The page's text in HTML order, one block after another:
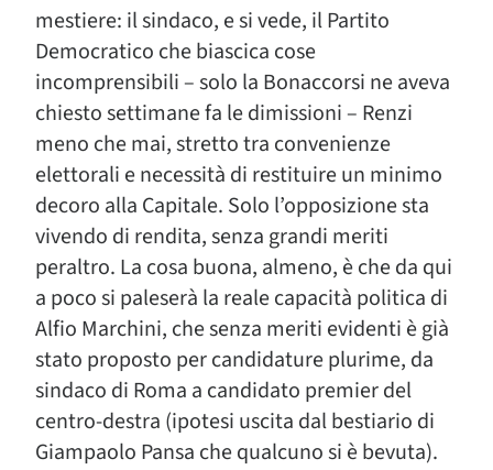
mestiere: il sindaco, e si vede, il Partito
Democratico che biascica cose
incomprensibili – solo la Bonaccorsi ne aveva
chiesto settimane fa le dimissioni – Renzi
meno che mai, stretto tra convenienze
elettorali e necessità di restituire un minimo
decoro alla Capitale. Solo l’opposizione sta
vivendo di rendita, senza grandi meriti
peraltro. La cosa buona, almeno, è che da qui
a poco si paleserà la reale capacità politica di
Alfio Marchini, che senza meriti evidenti è già
stato proposto per candidature plurime, da
sindaco di Roma a candidato premier del
centro-destra (ipotesi uscita dal bestiario di
Giampaolo Pansa che qualcuno si è bevuta).